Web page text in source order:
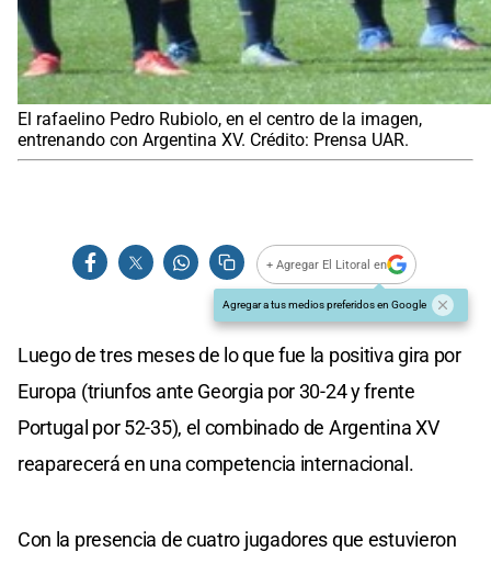
El rafaelino Pedro Rubiolo, en el centro de la imagen,
entrenando con Argentina XV. Crédito: Prensa UAR.
+ Agregar El Litoral en
Agregar a tus medios preferidos en Google
Luego de tres meses de lo que fue la positiva gira por
Europa (triunfos ante Georgia por 30-24 y frente
Portugal por 52-35), el combinado de Argentina XV
reaparecerá en una competencia internacional.
Con la presencia de cuatro jugadores que estuvieron